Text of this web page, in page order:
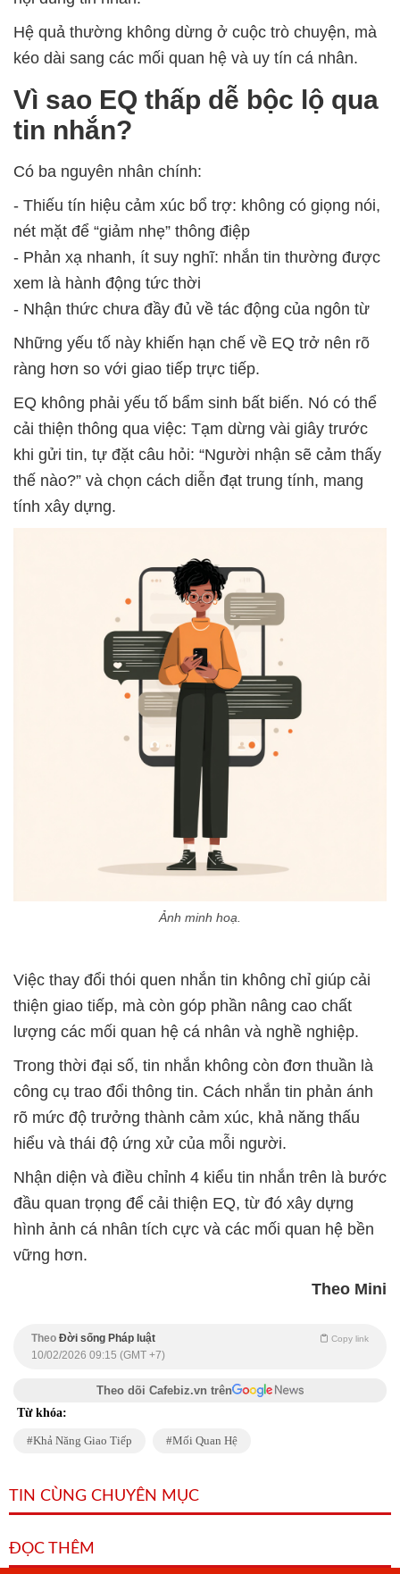
Hệ quả thường không dừng ở cuộc trò chuyện, mà
kéo dài sang các mối quan hệ và uy tín cá nhân.
Vì sao EQ thấp dễ bộc lộ qua
tin nhắn?
Có ba nguyên nhân chính:
- Thiếu tín hiệu cảm xúc bổ trợ: không có giọng nói,
nét mặt để “giảm nhẹ” thông điệp
- Phản xạ nhanh, ít suy nghĩ: nhắn tin thường được
xem là hành động tức thời
- Nhận thức chưa đầy đủ về tác động của ngôn từ
Những yếu tố này khiến hạn chế về EQ trở nên rõ
ràng hơn so với giao tiếp trực tiếp.
EQ không phải yếu tố bẩm sinh bất biến. Nó có thể
cải thiện thông qua việc: Tạm dừng vài giây trước
khi gửi tin, tự đặt câu hỏi: “Người nhận sẽ cảm thấy
thế nào?” và chọn cách diễn đạt trung tính, mang
tính xây dựng.
Ảnh minh hoạ.
Việc thay đổi thói quen nhắn tin không chỉ giúp cải
thiện giao tiếp, mà còn góp phần nâng cao chất
lượng các mối quan hệ cá nhân và nghề nghiệp.
Trong thời đại số, tin nhắn không còn đơn thuần là
công cụ trao đổi thông tin. Cách nhắn tin phản ánh
rõ mức độ trưởng thành cảm xúc, khả năng thấu
hiểu và thái độ ứng xử của mỗi người.
Nhận diện và điều chỉnh 4 kiểu tin nhắn trên là bước
đầu quan trọng để cải thiện EQ, từ đó xây dựng
hình ảnh cá nhân tích cực và các mối quan hệ bền
vững hơn.
Theo Mini
Theo Đời sống Pháp luật Copy link
10/02/2026 09:15 (GMT +7)
Theo dõi Cafebiz.vn trên
Từ khóa:
Khả Năng Giao Tiếp Mối Quan Hệ
TIN CÙNG CHUYÊN MỤC
ĐỌC THÊM